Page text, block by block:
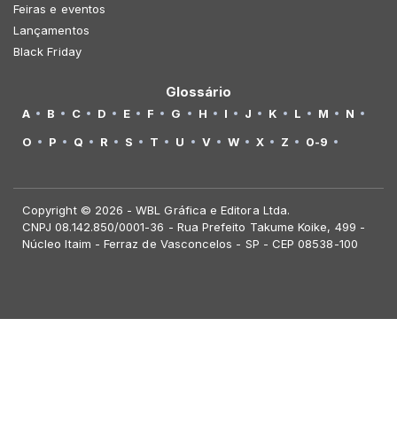
Feiras e eventos
Lançamentos
Black Friday
Glossário
A B C D E F G H I J K L M
N
O
P Q R S T U V W X Z 0-9
Copyright © 2026 - WBL Gráfica e Editora Ltda.
CNPJ 08.142.850/0001-36 - Rua Prefeito Takume Koike, 499 -
Núcleo Itaim - Ferraz de Vasconcelos - SP - CEP 08538-100